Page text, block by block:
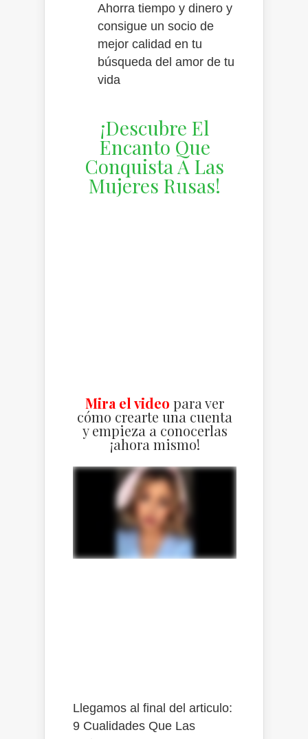
Ahorra tiempo y dinero y
consigue un socio de
mejor calidad en tu
búsqueda del amor de tu
vida
¡Descubre El
Encanto Que
Conquista A Las
Mujeres Rusas!
Mira el video para ver
cómo crearte una cuenta
y empieza a conocerlas
¡ahora mismo!
Llegamos al final del articulo:
9 Cualidades Que Las